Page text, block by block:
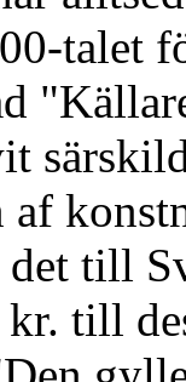
talet
till
till